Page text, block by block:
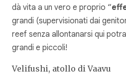
dà vita a un vero e proprio “
grandi (supervisionati dai
reef senza allontanarsi qui
grandi e piccoli!
Velifushi, atollo di Vaavu